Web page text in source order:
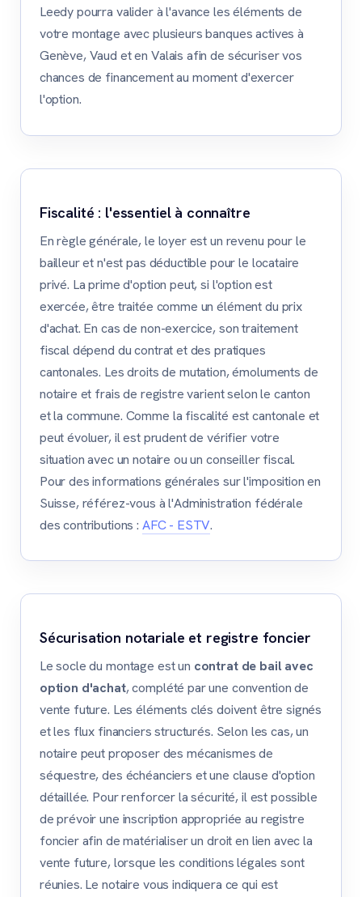
Leedy pourra valider à l'avance les éléments de
votre montage avec plusieurs banques actives à
Genève, Vaud et en Valais afin de sécuriser vos
chances de financement au moment d'exercer
l'option.
Fiscalité : l'essentiel à connaître
En règle générale, le loyer est un revenu pour le
bailleur et n'est pas déductible pour le locataire
privé. La prime d'option peut, si l'option est
exercée, être traitée comme un élément du prix
d'achat. En cas de non-exercice, son traitement
fiscal dépend du contrat et des pratiques
cantonales. Les droits de mutation, émoluments de
notaire et frais de registre varient selon le canton
et la commune. Comme la fiscalité est cantonale et
peut évoluer, il est prudent de vérifier votre
situation avec un notaire ou un conseiller fiscal.
Pour des informations générales sur l'imposition en
Suisse, référez-vous à l'Administration fédérale
des contributions : AFC - ESTV.
Sécurisation notariale et registre foncier
Le socle du montage est un contrat de bail avec
option d'achat, complété par une convention de
vente future. Les éléments clés doivent être signés
et les flux financiers structurés. Selon les cas, un
notaire peut proposer des mécanismes de
séquestre, des échéanciers et une clause d'option
détaillée. Pour renforcer la sécurité, il est possible
de prévoir une inscription appropriée au registre
foncier afin de matérialiser un droit en lien avec la
vente future, lorsque les conditions légales sont
réunies. Le notaire vous indiquera ce qui est